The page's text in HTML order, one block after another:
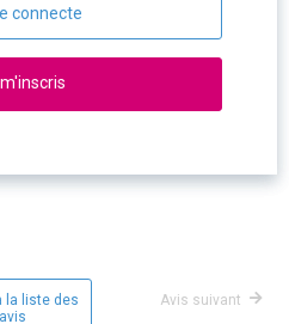
connecte
la liste des
avis
Avis suivant